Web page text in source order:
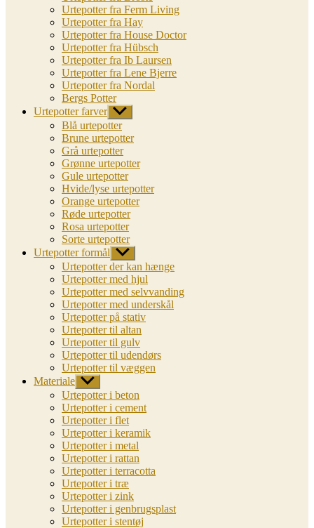
Urtepotter fra Ferm Living
Urtepotter fra Hay
Urtepotter fra House Doctor
Urtepotter fra Hübsch
Urtepotter fra Ib Laursen
Urtepotter fra Lene Bjerre
Urtepotter fra Nordal
Bergs Potter
Urtepotter farver Vis
undermenu
Blå urtepotter
Brune urtepotter
Grå urtepotter
Grønne urtepotter
Gule urtepotter
Hvide/lyse urtepotter
Orange urtepotter
Røde urtepotter
Rosa urtepotter
Sorte urtepotter
Urtepotter formål Vis
undermenu
Urtepotter der kan hænge
Urtepotter med hjul
Urtepotter med selvvanding
Urtepotter med underskål
Urtepotter på stativ
Urtepotter til altan
Urtepotter til gulv
Urtepotter til udendørs
Urtepotter til væggen
Materiale Vis
undermenu
Urtepotter i beton
Urtepotter i cement
Urtepotter i flet
Urtepotter i keramik
Urtepotter i metal
Urtepotter i rattan
Urtepotter i terracotta
Urtepotter i træ
Urtepotter i zink
Urtepotter i genbrugsplast
Urtepotter i stentøj